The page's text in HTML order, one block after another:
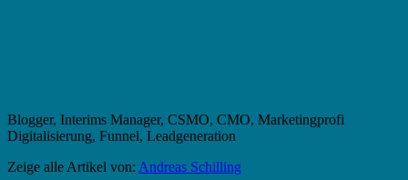
Blogger, Interims Manager, CSMO, CMO, Marketingprofi
Digitalisierung, Funnel, Leadgeneration
Zeige alle Artikel von: Andreas Schilling